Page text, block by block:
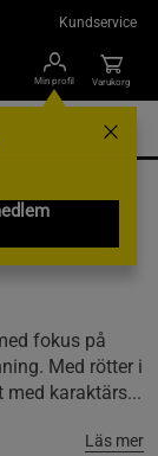
Kundservice
Min profil Varukorg
fokus på
Med rötter i
med karaktärs...
Läs mer